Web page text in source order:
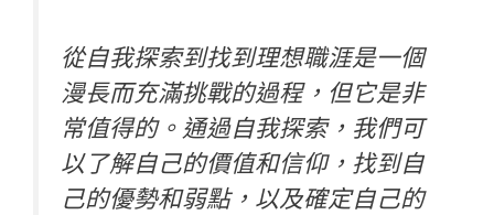
從自我探索到找到理想職涯是一個
漫長而充滿挑戰的過程，但它是非
常值得的。通過自我探索，我們可
以了解自己的價值和信仰，找到自
己的優勢和弱點，以及確定自己的